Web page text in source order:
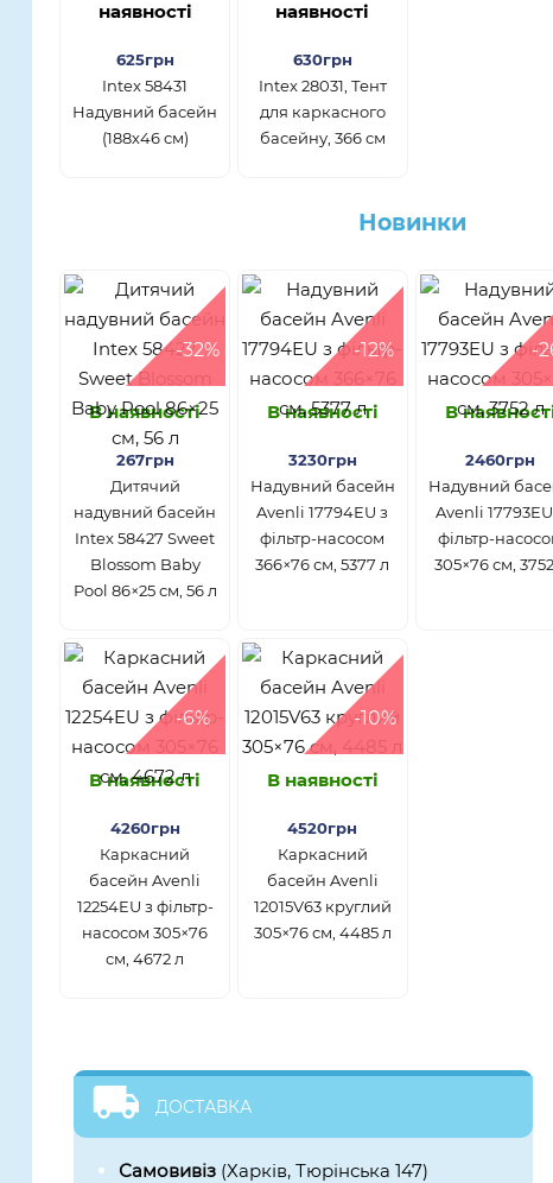
наявності
625грн
Intex 58431
Надувний басейн
(188х46 см)
наявності
630грн
Intex 28031, Тент
для каркасного
басейну, 366 см
Новинки
-32%
В наявності
267грн
Дитячий
надувний басейн
Intex 58427 Sweet
Blossom Baby
Pool 86×25 см, 56 л
-12%
В наявності
3230грн
Надувний басейн
Avenli 17794EU з
фільтр-насосом
366×76 см, 5377 л
-
В
2460грн
Надувний
Avenli
фільтр-
305×76 см,
-6%
В наявності
4260грн
Каркасний
басейн Avenli
12254EU з фільтр-
насосом 305×76
см, 4672 л
-10%
В наявності
4520грн
Каркасний
басейн Avenli
12015V63 круглий
305×76 см, 4485 л
ДОСТАВКА
Самовивіз (Харків, Тюрінська 147)